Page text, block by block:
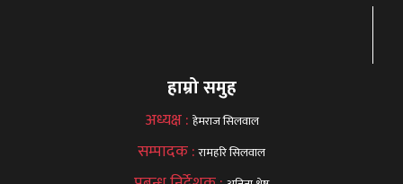
हाम्रो समुह
अध्यक्ष : हेमराज सिलवाल
सम्पादक :रामहरि सिलवाल